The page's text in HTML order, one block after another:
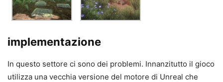
implementazione
In questo settore ci sono dei problemi. Innanzitutto il gioco
utilizza una vecchia versione del motore di Unreal che